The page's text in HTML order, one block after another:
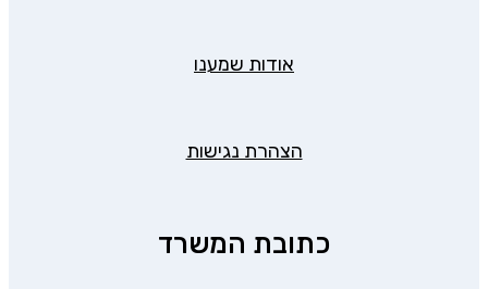
אודות שמענו
הצהרת נגישות
כתובת המשרד